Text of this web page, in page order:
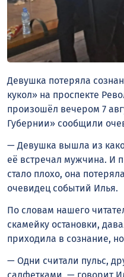
Девушка потеряла
кукол» на проспекте
произошёл вечером 7
Губернии» сообщили
— Девушка вышла из
её встречал мужчина. И
стало плохо, она
очевидец событий Илья.
По словам нашего
скамейку остановки,
приходила в сознание,
— Одни считали пульс,